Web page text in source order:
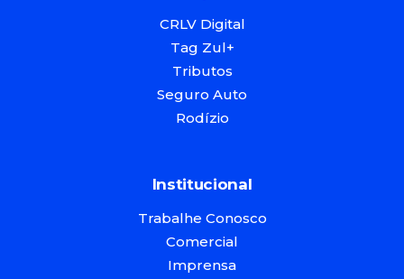
CRLV Digital
Tag Zul+
Tributos
Seguro Auto
Rodízio
Institucional
Trabalhe Conosco
Comercial
Imprensa